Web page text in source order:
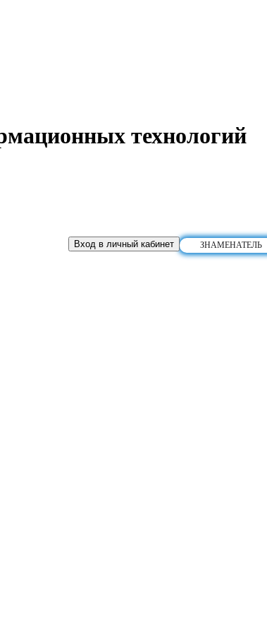
технологий
ЗНАМЕНАТЕЛЬ
Вход в личный кабинет